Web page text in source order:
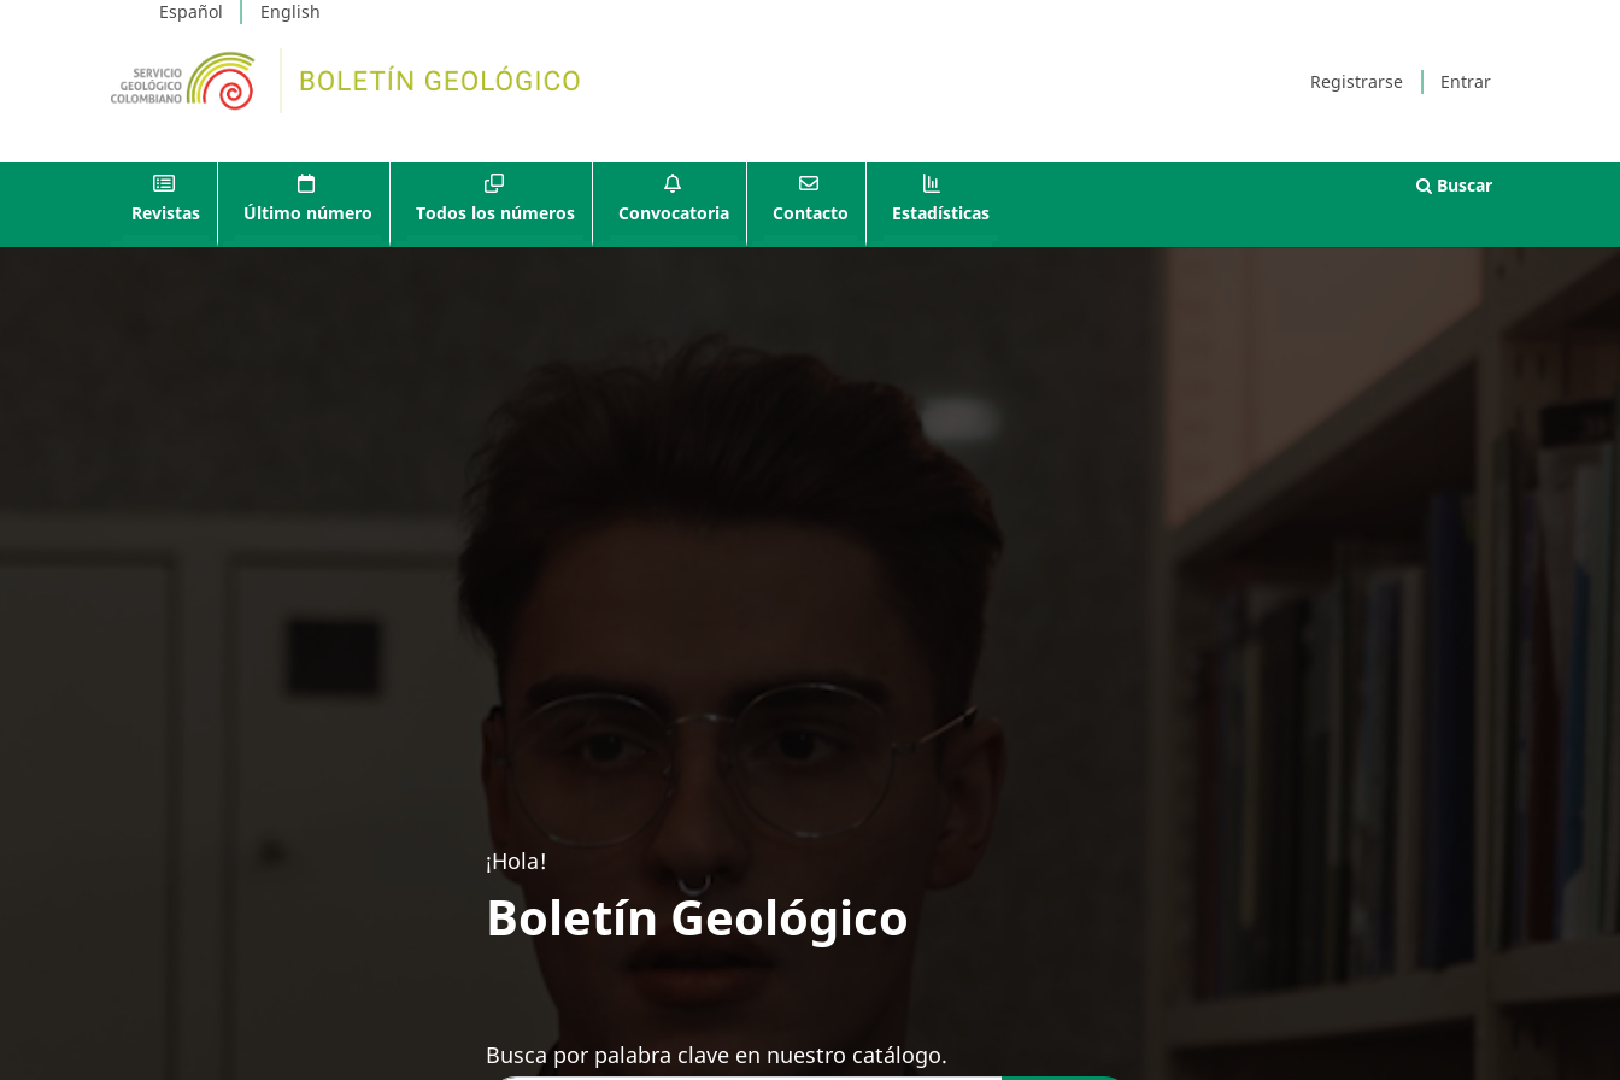
Español English
Registrarse Entrar
Revistas Último número Todos los números Convocatoria Contacto Estadísticas
Buscar
¡Hola!
Boletín Geológico
Busca por palabra clave en nuestro catálogo.